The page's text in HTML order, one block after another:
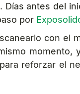
antes del
por
con el
reforzar el